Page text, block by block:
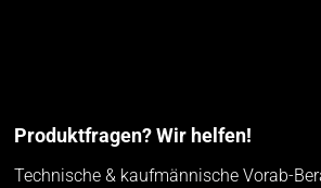
Produktfragen? Wir helfen!
Technische & kaufmännische Vorab-